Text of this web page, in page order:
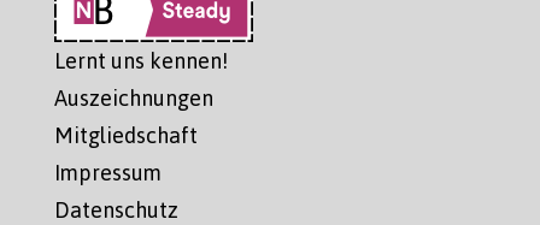
Lernt uns kennen!
Auszeichnungen
Mitgliedschaft
Impressum
Datenschutz